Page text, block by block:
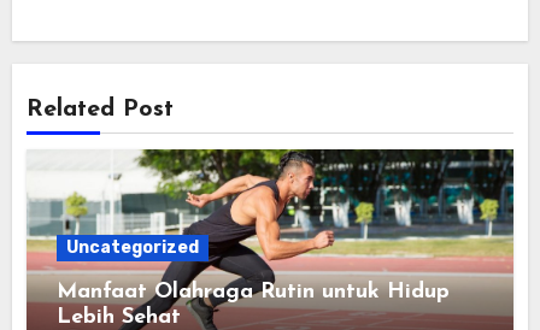
Related Post
Uncategorized
Manfaat Olahraga Rutin untuk Hidup
Lebih Sehat